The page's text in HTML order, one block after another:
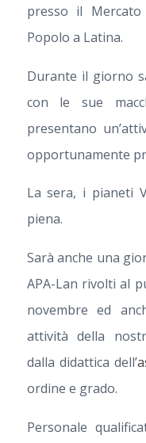
presso il
Popolo a Latina.
Durante il giorno
con le sue
presentano
opportunamente
La sera, i pianeti
piena.
Sarà anche una
APA-Lan rivolti al
novembre ed
attività della
dalla didattica dell’
ordine e grado.
Personale